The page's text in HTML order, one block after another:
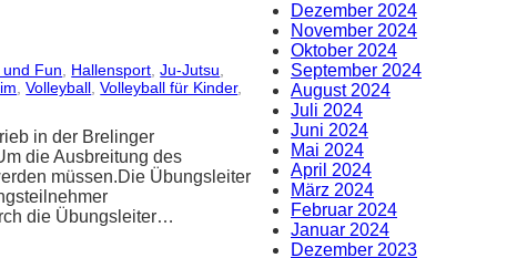
und Fun Hallensport , Ju-Jutsu
, Volleyball , Volleyball für Kinder
in der Brelinger
die Ausbreitung des
müssen.Die Übungsleiter
die Übungsleiter…
Dezember 2024
November 2024
Oktober 2024
September 2024
August 2024
Juli 2024
Juni 2024
Mai 2024
April 2024
März 2024
Februar 2024
Januar 2024
Dezember 2023